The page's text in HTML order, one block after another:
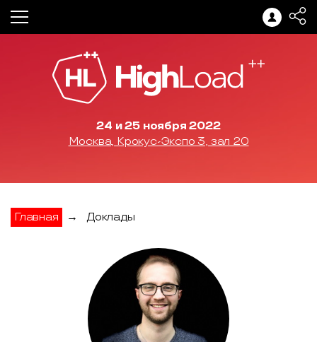
24 и 25 ноября 2022
Москва, Крокус-Экспо 3, зал 20
Главная → Доклады